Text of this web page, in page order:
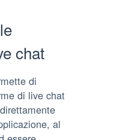
chat
di
di live chat
al